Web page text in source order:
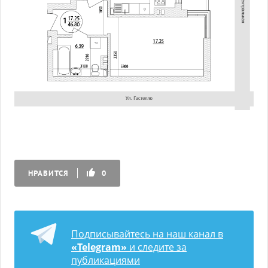
НРАВИТСЯ 0
Подписывайтесь на наш канал в
«Telegram» и следите за
публикациями